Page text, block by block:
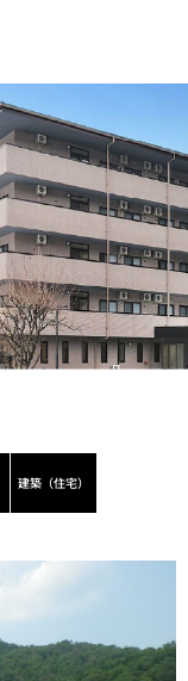
建築（住宅）